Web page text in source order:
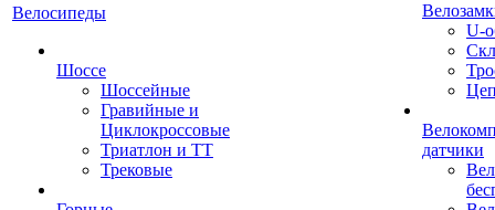
Велосипеды
Шоссе
Шоссейные
Гравийные и
Циклокроссовые
Триатлон и ТТ
Трековые
U-
датчики